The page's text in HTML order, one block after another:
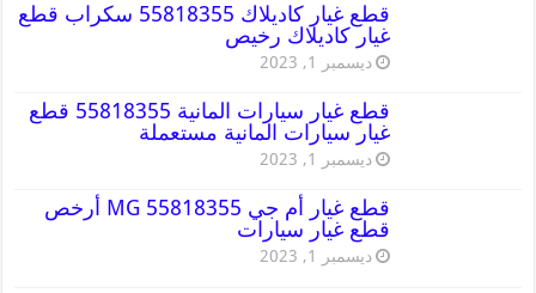
قطع غيار كاديلاك 55818355 سكراب قطع
غيار كاديلاك رخيص
ديسمبر 1, 2023
قطع غيار سيارات المانية 55818355 قطع
غيار سيارات المانية مستعملة
ديسمبر 1, 2023
قطع غيار أم جي MG 55818355 أرخص
قطع غيار سيارات
ديسمبر 1, 2023